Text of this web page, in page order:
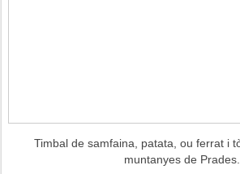
Timbal de samfaina, patata, ou ferrat i
muntanyes de Prades.